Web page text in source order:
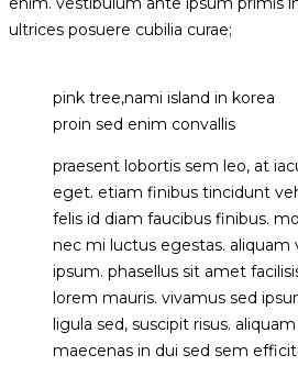
ultrices posuere cubilia curae;
pink tree,nami island in korea
proin sed enim convallis
praesent lobortis sem leo, at
eget. etiam finibus tincidunt
felis id diam faucibus finibus.
nec mi luctus egestas. aliquam
ipsum. phasellus sit amet
lorem mauris. vivamus sed
ligula sed, suscipit risus.
maecenas in dui sed sem